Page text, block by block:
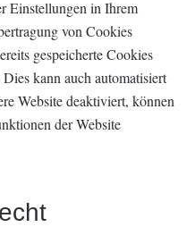
Einstellungen in Ihrem
von Cookies
gespeicherte Cookies
kann auch automatisiert
Website deaktiviert, können
der Website